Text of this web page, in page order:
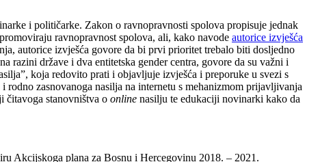
i političarke. Zakon o ravnopravnosti spolova propisuje jednak
ravnopravnost spolova, ali, kako navode autorice izvješća
autorice izvješća govore da bi prvi prioritet trebalo biti dosljedno
razini države i dva entitetska gender centra, govore da su važni i
koja redovito prati i objavljuje izvješća i preporuke u svezi s
zasnovanoga nasilja na internetu s mehanizmom prijavljivanja
čitavoga stanovništva o online nasilju te edukaciji novinarki kako da
Akcijskoga plana za Bosnu i Hercegovinu 2018. – 2021.